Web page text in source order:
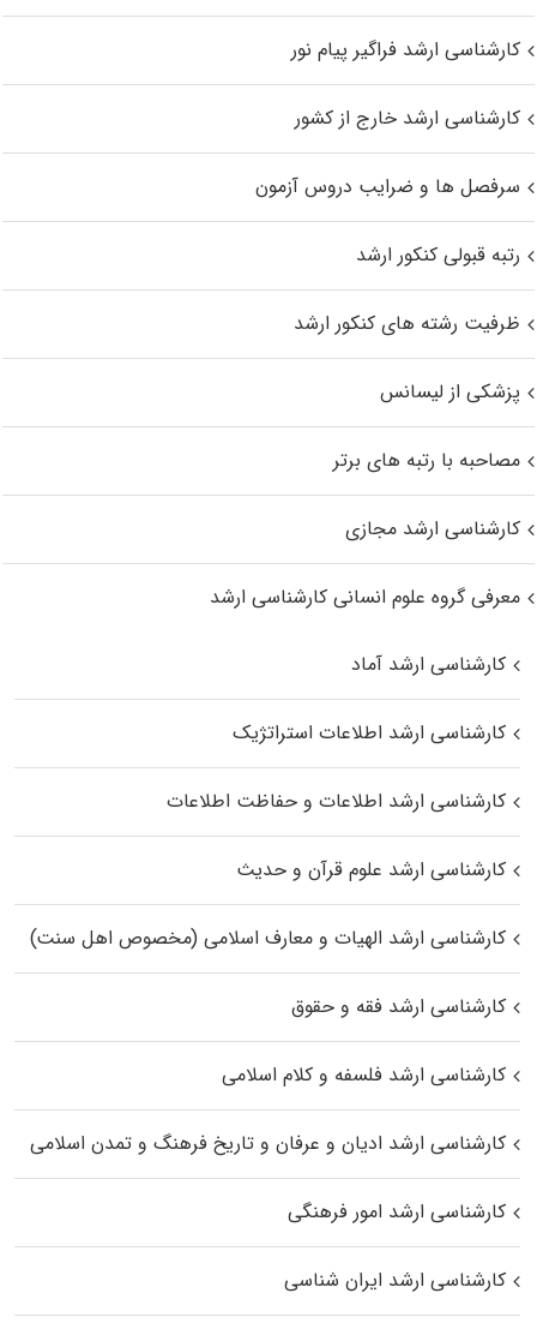
کارشناسی ارشد فراگیر پیام نور
کارشناسی ارشد خارج از کشور
سرفصل ها و ضرایب دروس آزمون
رتبه قبولی کنکور ارشد
ظرفیت رشته های کنکور ارشد
پزشکی از لیسانس
مصاحبه با رتبه های برتر
کارشناسی ارشد مجازی
معرفی گروه علوم انسانی کارشناسی ارشد
کارشناسی ارشد آماد
کارشناسی ارشد اطلاعات استراتژیک
کارشناسی ارشد اطلاعات و حفاظت اطلاعات
کارشناسی ارشد علوم قرآن و حدیث
کارشناسی ارشد الهیات و معارف اسلامی (مخصوص اهل سنت)
کارشناسی ارشد فقه و حقوق
کارشناسی ارشد فلسفه و کلام اسلامی
کارشناسی ارشد ادیان و عرفان و تاریخ فرهنگ و تمدن اسلامی
کارشناسی ارشد امور فرهنگی
کارشناسی ارشد ایران شناسی